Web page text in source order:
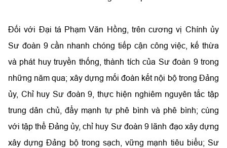
Đối với Đại tá Phạm Văn Hồng, trên cương vị Chính ủy
Sư đoàn 9 cần nhanh chóng tiếp cận công việc, kế thừa
và phát huy truyền thống, thành tích của Sư đoàn 9 trong
những năm qua; xây dựng mối đoàn kết nội bộ trong Đảng
ủy, Chỉ huy Sư đoàn 9, thực hiện nghiêm nguyên tắc tập
trung dân chủ, đẩy mạnh tự phê bình và phê bình; cùng
với tập thể Đảng ủy, chỉ huy Sư đoàn 9 lãnh đạo xây dựng
xây dựng Đảng bộ trong sạch, vững mạnh tiêu biểu; Sư